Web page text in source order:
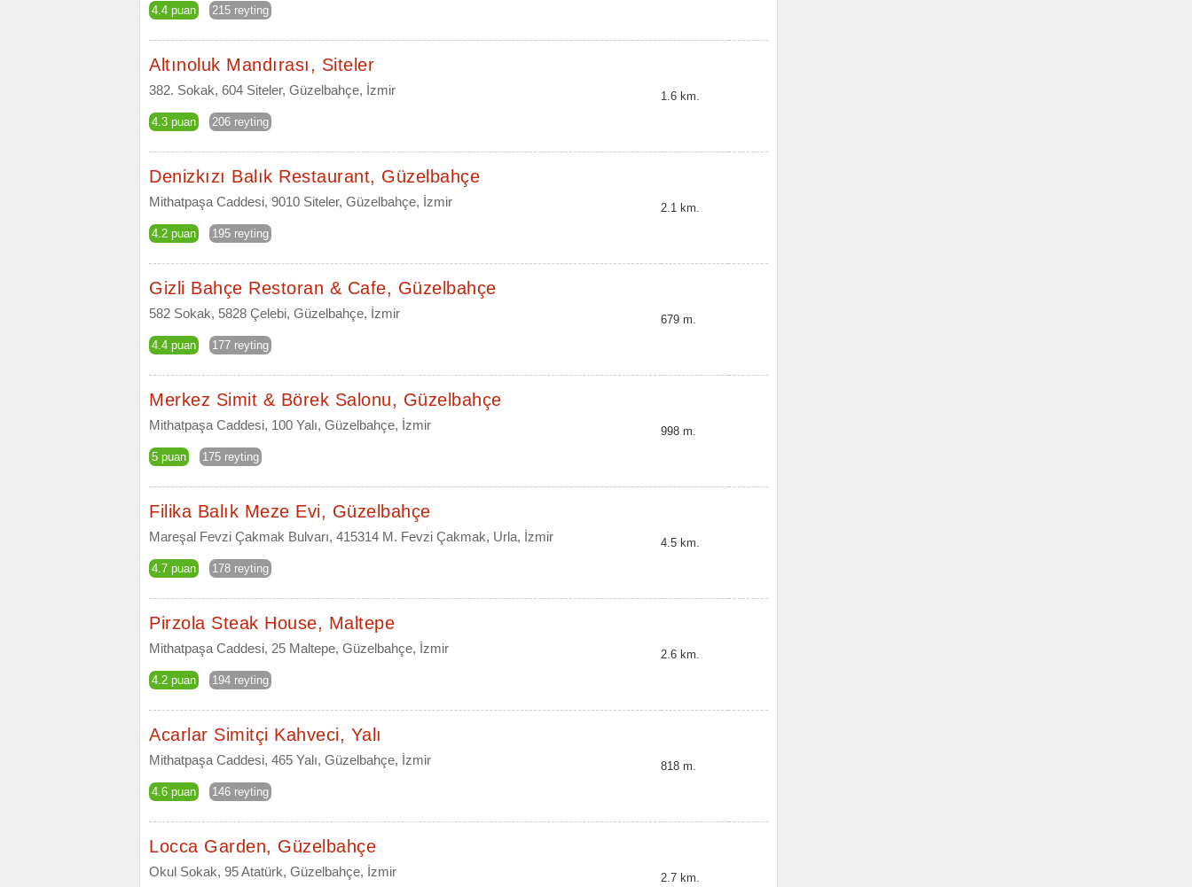
4.4 puan 215 reyting
Altınoluk Mandırası, Siteler
382. Sokak, 604 Siteler, Güzelbahçe, İzmir
4.3 puan 206 reyting
1.6 km.
Denizkızı Balık Restaurant, Güzelbahçe
Mithatpaşa Caddesi, 9010 Siteler, Güzelbahçe, İzmir
4.2 puan 195 reyting
2.1 km.
Gizli Bahçe Restoran & Cafe, Güzelbahçe
582 Sokak, 5828 Çelebi, Güzelbahçe, İzmir
4.4 puan 177 reyting
679 m.
Merkez Simit & Börek Salonu, Güzelbahçe
Mithatpaşa Caddesi, 100 Yalı, Güzelbahçe, İzmir
5 puan 175 reyting
998 m.
Filika Balık Meze Evi, Güzelbahçe
Mareşal Fevzi Çakmak Bulvarı, 415314 M. Fevzi Çakmak, Urla, İzmir
4.7 puan 178 reyting
4.5 km.
Pirzola Steak House, Maltepe
Mithatpaşa Caddesi, 25 Maltepe, Güzelbahçe, İzmir
4.2 puan 194 reyting
2.6 km.
Acarlar Simitçi Kahveci, Yalı
Mithatpaşa Caddesi, 465 Yalı, Güzelbahçe, İzmir
4.6 puan 146 reyting
818 m.
Locca Garden, Güzelbahçe
Okul Sokak, 95 Atatürk, Güzelbahçe, İzmir 2.7 km.